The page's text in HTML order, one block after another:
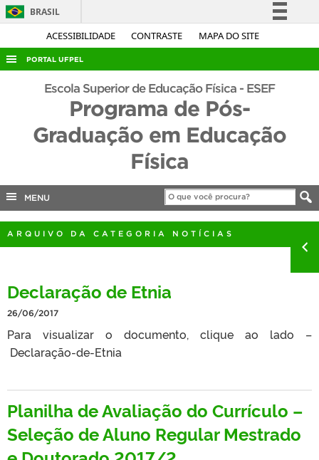
ACESSIBILIDADE CONTRASTE MAPA DO SITE
BRASIL
Simplifique!
Acesso à informação
Legislação
Canais
PORTAL UFPEL
ACESSO À INFORMAÇÃO
COBALTO
Escola Superior de Educação Física - ESEF
Programa de Pós-
Graduação em Educação
Física
MENU
ARQUIVO DA CATEGORIA NOTÍCIAS
Declaração de Etnia
26/06/2017
Para visualizar o documento, clique ao lado –
Declaração-de-Etnia
Planilha de Avaliação do Currículo –
Seleção de Aluno Regular Mestrado